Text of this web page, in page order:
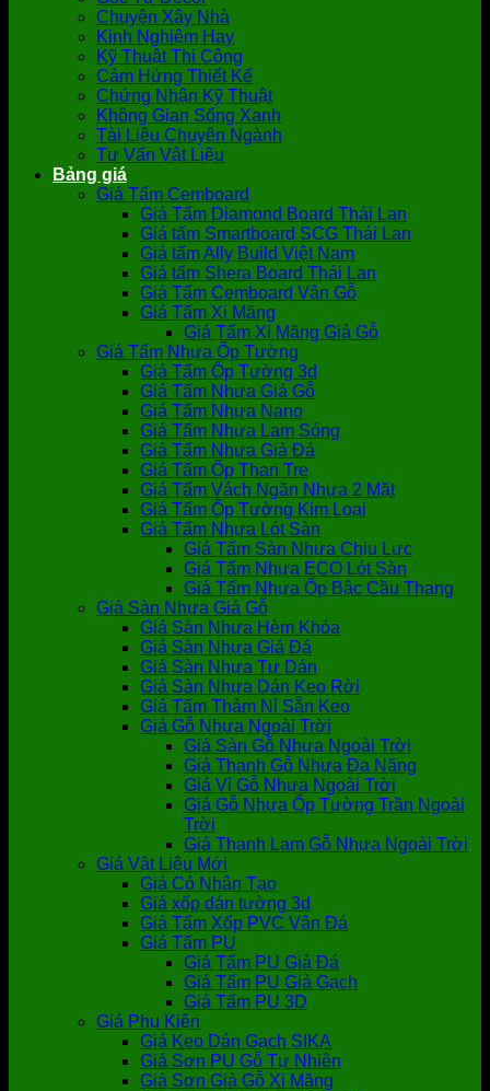
Chuyện Xây Nhà
Kinh Nghiệm Hay
Kỹ Thuật Thi Công
Cảm Hứng Thiết Kế
Chứng Nhận Kỹ Thuật
Không Gian Sống Xanh
Tài Liệu Chuyên Ngành
Tư Vấn Vật Liệu
Bảng giá
Giá Tấm Cemboard
Giá Tấm Diamond Board Thái Lan
Giá tấm Smartboard SCG Thái Lan
Giá tấm Ally Build Việt Nam
Giá tấm Shera Board Thái Lan
Giá Tấm Cemboard Vân Gỗ
Giá Tấm Xi Măng
Giá Tấm Xi Măng Giả Gỗ
Giá Tấm Nhựa Ốp Tường
Giá Tấm Ốp Tường 3d
Giá Tấm Nhựa Giả Gỗ
Giá Tấm Nhựa Nano
Giá Tấm Nhựa Lam Sóng
Giá Tấm Nhựa Giả Đá
Giá Tấm Ốp Than Tre
Giá Tấm Vách Ngăn Nhựa 2 Mặt
Giá Tấm Ốp Tường Kim Loại
Giá Tấm Nhựa Lót Sàn
Giá Tấm Sàn Nhựa Chịu Lực
Giá Tấm Nhựa ECO Lót Sàn
Giá Tấm Nhựa Ốp Bậc Cầu Thang
Giá Sàn Nhựa Giả Gỗ
Giá Sàn Nhựa Hèm Khóa
Giá Sàn Nhựa Giả Đá
Giá Sàn Nhựa Tự Dán
Giá Sàn Nhựa Dán Keo Rời
Giá Tấm Thảm Nỉ Sẵn Keo
Giá Gỗ Nhựa Ngoài Trời
Giá Sàn Gỗ Nhựa Ngoài Trời
Giá Thanh Gỗ Nhựa Đa Năng
Giá Vỉ Gỗ Nhựa Ngoài Trời
Giá Gỗ Nhựa Ốp Tường Trần Ngoài
Trời
Giá Thanh Lam Gỗ Nhựa Ngoài Trời
Giá Vật Liệu Mới
Giá Cỏ Nhân Tạo
Giá xốp dán tường 3d
Giá Tấm Xốp PVC Vân Đá
Giá Tấm PU
Giá Tấm PU Giả Đá
Giá Tấm PU Giả Gạch
Giá Tấm PU 3D
Giá Phụ Kiện
Giá Keo Dán Gạch SIKA
Giá Sơn PU Gỗ Tự Nhiên
Giá Sơn Giả Gỗ Xi Măng